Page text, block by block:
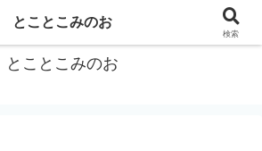
トコトコお散歩しながらご紹介
とことこみのお
とことこみのお
検索